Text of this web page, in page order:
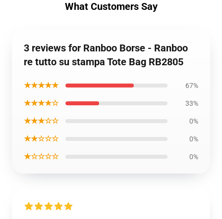
What Customers Say
3 reviews for Ranboo Borse - Ranboo
re tutto su stampa Tote Bag RB2805
★★★★★ 67%
★★★★☆ 33%
★★★☆☆ 0%
★★☆☆☆ 0%
★☆☆☆☆ 0%